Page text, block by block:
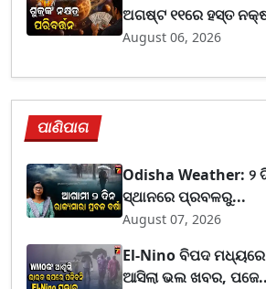
ଅଗଷ୍ଟ ୧୧ରେ ହସ୍ତ
August 06, 2026
ପାଣିପାଗ
Odisha Weather: ୨
ସ୍ଥାନରେ ପ୍ରବଳରୁ...
August 07, 2026
El-Nino ବିପଦ
ଆସିଲା ଭଲ ଖବର,